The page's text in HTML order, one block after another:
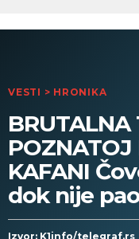
VESTI > HRONIKA
BRUTALNA
POZNATOJ
KAFANI
dok nije
Izvor: K1info/telegraf.rs